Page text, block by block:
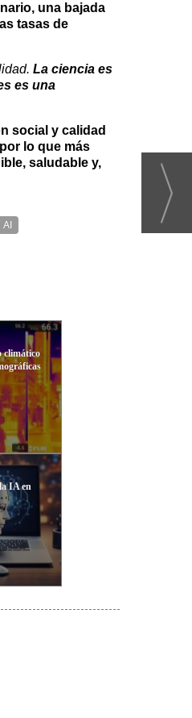
una bajada
las tasas de
La ciencia es
es una
social y calidad
lo que más
saludable y,
AI
climático
IA en